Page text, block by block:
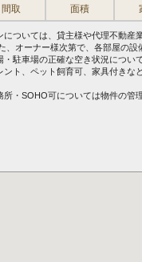
間取 面積
ついては、貸主様や代理不動産
、オーナー様次第で、各部屋の
駐車場の正確な空き状況につい
ト、ペット飼育可、家具付きな
・SOHO可については物件の管